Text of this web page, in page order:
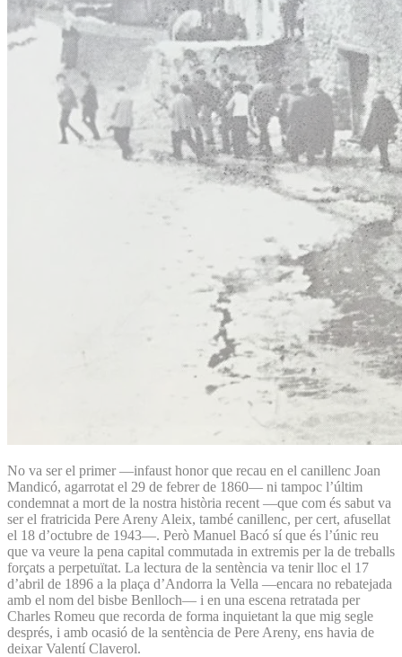
No va ser el primer —infaust honor que recau en el canillenc Joan
Mandicó, agarrotat el 29 de febrer de 1860— ni tampoc l’últim
condemnat a mort de la nostra història recent —que com és sabut va
ser el fratricida Pere Areny Aleix, també canillenc, per cert, afusellat
el 18 d’octubre de 1943—. Però Manuel Bacó sí que és l’únic reu
que va veure la pena capital commutada in extremis per la de treballs
forçats a perpetuïtat. La lectura de la sentència va tenir lloc el 17
d’abril de 1896 a la plaça d’Andorra la Vella —encara no rebatejada
amb el nom del bisbe Benlloch— i en una escena retratada per
Charles Romeu que recorda de forma inquietant la que mig segle
després, i amb ocasió de la sentència de Pere Areny, ens havia de
deixar Valentí Claverol.